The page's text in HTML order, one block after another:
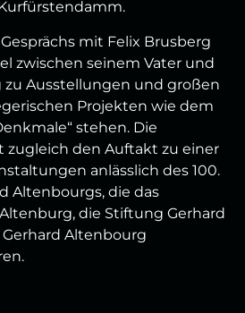
mit Felix Brusberg
zwischen seinem Vater und
zu Ausstellungen und großen
Projekten wie dem
stehen. Die
zugleich den Auftakt zu einer
anlässlich des 100.
Altenbourgs, die das
die Stiftung Gerhard
Altenbourg